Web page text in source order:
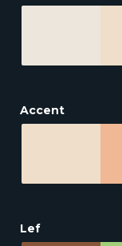
Accent
Lef